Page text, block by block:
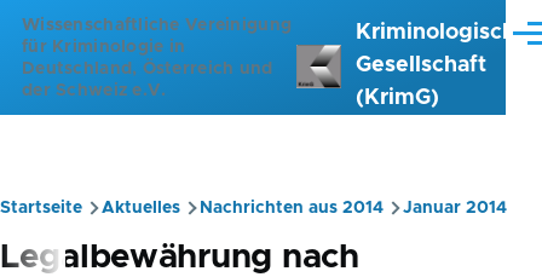
Direkt zum Inhalt
Wissenschaftliche Vereinigung
für Kriminologie in
Deutschland, Österreich und
der Schweiz e.V.
Kriminologische
Gesellschaft
(KrimG)
Pfadnavigation
Startseite Aktuelles Nachrichten aus 2014 Januar 2014
Legalbewährung nach